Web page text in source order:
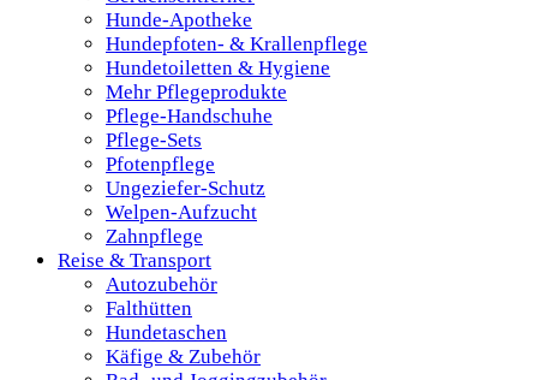
Hunde-Apotheke
Hundepfoten- & Krallenpflege
Hundetoiletten & Hygiene
Mehr Pflegeprodukte
Pflege-Handschuhe
Pflege-Sets
Pfotenpflege
Ungeziefer-Schutz
Welpen-Aufzucht
Zahnpflege
Reise & Transport
Autozubehör
Falthütten
Hundetaschen
Käfige & Zubehör